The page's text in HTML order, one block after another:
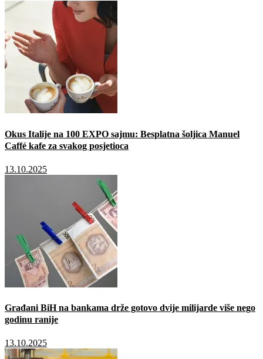
Okus Italije na 100 EXPO sajmu: Besplatna šoljica Manuel
Caffé kafe za svakog posjetioca
13.10.2025
Građani BiH na bankama drže gotovo dvije milijarde više nego
godinu ranije
13.10.2025